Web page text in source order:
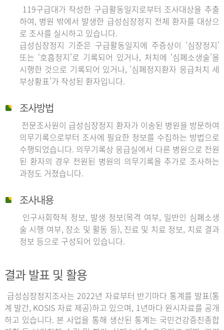
119구급대가 작성한 구급활동일지로부터 조사대상을 추출
하여, 병원 밖에서 발생한 급성심장정지 전체 환자를 대상으
로 조사를 실시하고 있습니다.
급성심장정지 기준은 구급활동일지에 주증상이 ‘심장정지’
또는 ‘호흡정지’로 기록되어 있거나, 처치에 ‘심폐소생술’을
시행한 것으로 기록되어 있거나, ‘심폐정지환자 응급처치 세
부상황표’가 작성된 환자입니다.
조사방법
전문조사원이 급성심장정지 환자가 이송된 병원을 방문하여
의무기록으로부터 조사에 필요한 정보를 수집하는 방법으로
수행되었습니다. 의무기록상 응급실에서 다른 병원으로 전원
된 환자의 경우 전원된 병원의 의무기록을 추가로 조사하는
과정도 거쳤습니다.
조사내용
인구사회학적 정보, 발생 정보(목격 여부, 일반인 심폐소생
술 시행 여부, 장소 및 활동 등), 진료 및 치료 정보, 치료 결과
정보 등으로 구성되어 있습니다.
결과 발표 및 활용
급성심장정지조사는 2022년 자료부터 반기마다 통계를 발표(통
계 발간, KOSIS 자료 제공)하고 있으며, 1년마다 원시자료를 공개
하고 있습니다. 본 사업을 통해 생산된 통계는 국민건강증진종합